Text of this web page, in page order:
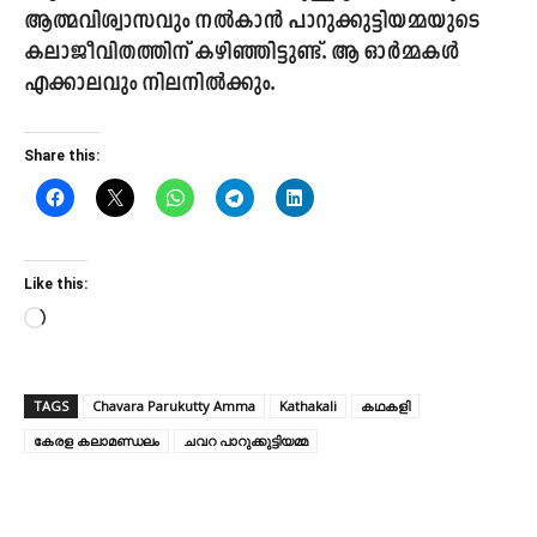
ആത്മവിശ്വാസവും നൽകാൻ പാറുക്കുട്ടിയമ്മയുടെ
കലാജീവിതത്തിന് കഴിഞ്ഞിട്ടുണ്ട്. ആ ഓർമ്മകൾ
എക്കാലവും നിലനിൽക്കും.
Share this:
Like this:
d
i
TAGS Chavara Parukutty Amma Kathakali
കഥകളി
കേരള കലാമണ്ഡലം
ചവറ പാറുക്കുട്ടിയമ്മ